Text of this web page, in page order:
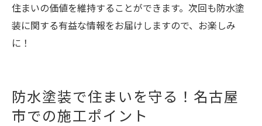
住まいの価値を維持することができます。次回も防水塗
装に関する有益な情報をお届けしますので、お楽しみ
に！
防水塗装で住まいを守る！名古屋
市での施工ポイント